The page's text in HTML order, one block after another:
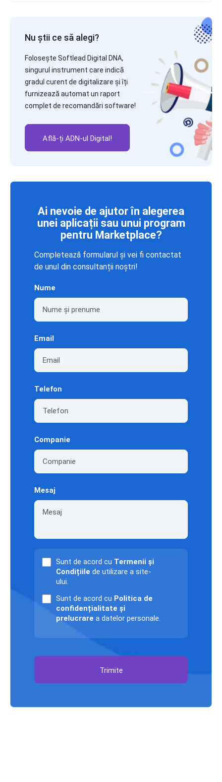
Nu știi ce să alegi?
Folosește Softlead Digital DNA,
singurul instrument care indică
gradul curent de digitalizare și îți
furnizează automat un raport
complet de recomandări software!
Află-ți ADN-ul Digital!
Ai nevoie de ajutor în alegerea
unei aplicații sau unui program
pentru Marketplace?
Completează formularul și vei fi contactat
de unul din consultanții noștri!
Nume
Email
Telefon
Companie
Mesaj
Sunt de acord cu Termenii și
Condițiile de utilizare a site-
ului.
Sunt de acord cu Politica de
confidențialitate și
prelucrare a datelor personale.
Trimite